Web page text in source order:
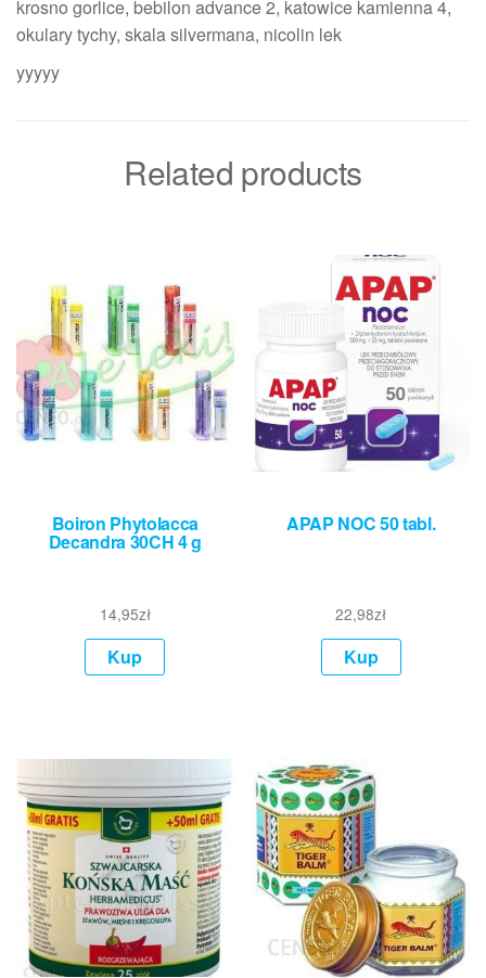
krosno gorlice, bebilon advance 2, katowice kamienna 4,
okulary tychy, skala silvermana, nicolin lek
yyyyy
Related products
Boiron Phytolacca
Decandra 30CH 4 g
14,95zł
Kup
APAP NOC 50 tabl.
22,98zł
Kup